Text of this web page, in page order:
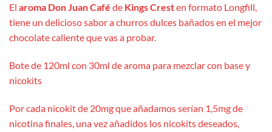
El aroma Don Juan Café de Kings Cresten formato Longfill,
tiene un delicioso sabor a churros dulces bañados en el mejor
chocolate caliente que vas a probar.
Bote de 120ml con 30ml de aroma para mezclar con base y
nicokits
Por cada nicokit de 20mg que añadamos serían 1,5mg de
nicotina finales, una vez añadidos los nicokits deseados,